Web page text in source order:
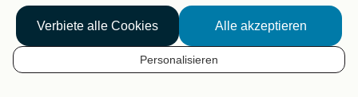
DE
Accueil Vélo Pro
Kontakt
Rechtliche Informationen
Alle akzeptieren
Verbiete alle Cookies
Personalisieren